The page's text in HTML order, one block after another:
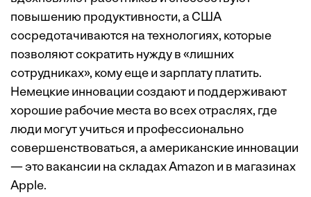
повышению продуктивности, а США
сосредотачиваются на технологиях, которые
позволяют сократить нужду в «лишних
сотрудниках», кому еще и зарплату платить.
Немецкие инновации создают и поддерживают
хорошие рабочие места во всех отраслях, где
люди могут учиться и профессионально
совершенствоваться, а американские инновации
— это вакансии на складах Amazon и в магазинах
Apple.